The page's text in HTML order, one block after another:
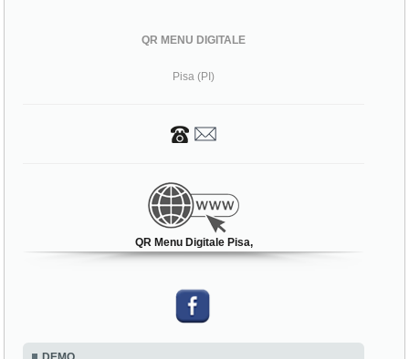
QR MENU DIGITALE
Pisa (PI)
QR Menu Digitale Pisa,